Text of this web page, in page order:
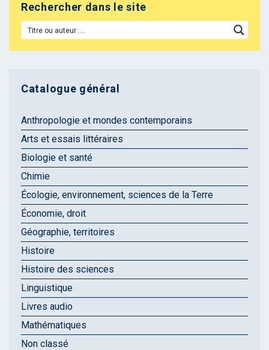
Rechercher dans le site
Catalogue général
Anthropologie et mondes contemporains
Arts et essais littéraires
Biologie et santé
Chimie
Écologie, environnement, sciences de la Terre
Économie, droit
Géographie, territoires
Histoire
Histoire des sciences
Linguistique
Livres audio
Mathématiques
Non classé